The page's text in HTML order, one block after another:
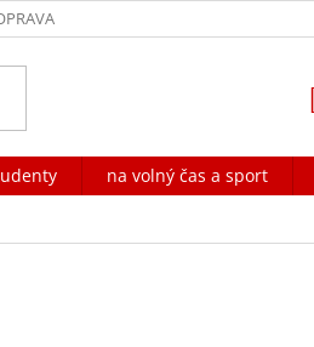
na volný čas a sport